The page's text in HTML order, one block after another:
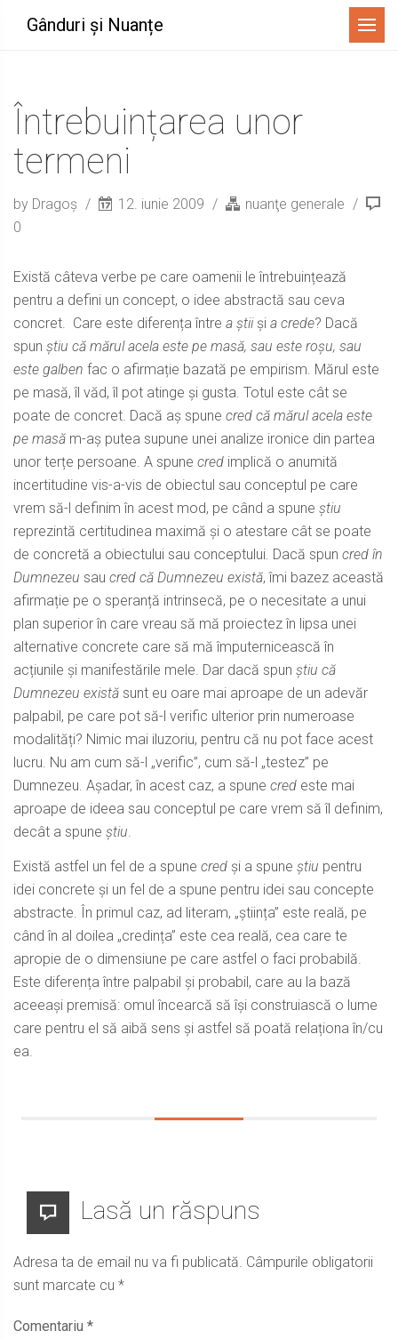
Gânduri și Nuanțe Menu
Întrebuințarea unor
termeni
by Dragoș 12. iunie 2009
nuanţe generale
0
Există câteva verbe pe care oamenii le întrebuințează
pentru a defini un concept, o idee abstractă sau ceva
concret. Care este diferența între a știiși a crede? Dacă
spun știu că mărul acela este pe masă, sau este roșu, sau
este galben fac o afirmație bazată pe empirism. Mărul este
pe masă, îl văd, îl pot atinge și gusta. Totul este cât se
poate de concret. Dacă aș spune cred că mărul acela este
pe masă m-aș putea supune unei analize ironice din partea
unor terțe persoane. A spune cred implică o anumită
incertitudine vis-a-vis de obiectul sau conceptul pe care
vrem să-l definim în acest mod, pe când a spune știu
reprezintă certitudinea maximă și o atestare cât se poate
de concretă a obiectului sau conceptului. Dacă spun cred în
Dumnezeu sau cred că Dumnezeu există, îmi bazez această
afirmație pe o speranță intrinsecă, pe o necesitate a unui
plan superior în care vreau să mă proiectez în lipsa unei
alternative concrete care să mă împuternicească în
acțiunile și manifestările mele. Dar dacă spun știu că
Dumnezeu există sunt eu oare mai aproape de un adevăr
palpabil, pe care pot să-l verific ulterior prin numeroase
modalități? Nimic mai iluzoriu, pentru că nu pot face acest
lucru. Nu am cum să-l „verific”, cum să-l „testez” pe
Dumnezeu. Așadar, în acest caz, a spune cred este mai
aproape de ideea sau conceptul pe care vrem să îl definim,
decât a spune știu.
Există astfel un fel de a spune cred și a spune știu pentru
idei concrete și un fel de a spune pentru idei sau concepte
abstracte. În primul caz, ad literam, „știința” este reală, pe
când în al doilea „credința” este cea reală, cea care te
apropie de o dimensiune pe care astfel o faci probabilă.
Este diferența între palpabil și probabil, care au la bază
aceeași premisă: omul încearcă să își construiască o lume
care pentru el să aibă sens și astfel să poată relaționa în/cu
ea.
Lasă un răspuns
Adresa ta de email nu va fi publicată. Câmpurile obligatorii
sunt marcate cu *
Comentariu *